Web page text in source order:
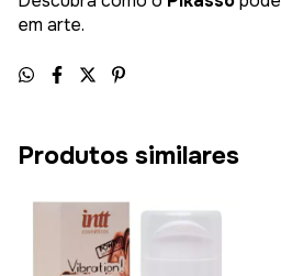
em arte.
Produtos similares